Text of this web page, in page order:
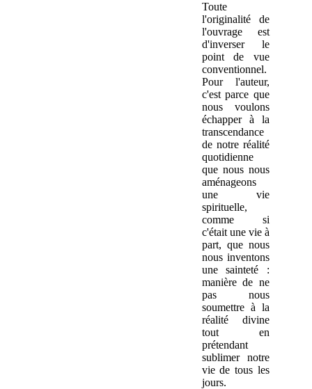
Toute
l'originalité de
l'ouvrage est
d'inverser le
point de vue
conventionnel.
Pour l'auteur,
c'est parce que
nous voulons
échapper à la
transcendance
de notre réalité
quotidienne
que nous nous
aménageons
une vie
spirituelle,
comme si
c'était une vie à
part, que nous
nous inventons
une sainteté :
manière de ne
pas nous
soumettre à la
réalité divine
tout en
prétendant
sublimer notre
vie de tous les
jours.